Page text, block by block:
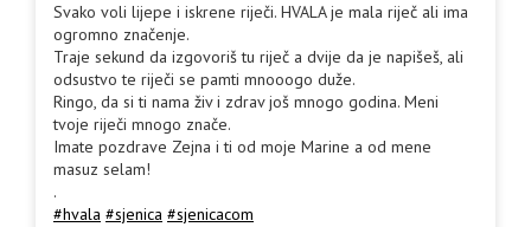
Svako voli lijepe i iskrene riječi. HVALA je mala riječ ali ima
ogromno značenje.
Traje sekund da izgovoriš tu riječ a dvije da je napišeš, ali
odsustvo te riječi se pamti mnooogo duže.
Ringo, da si ti nama živ i zdrav još mnogo godina. Meni
tvoje riječi mnogo znače.
Imate pozdrave Zejna i ti od moje Marine a od mene
masuz selam!
.
#hvala #sjenica #sjenicacom